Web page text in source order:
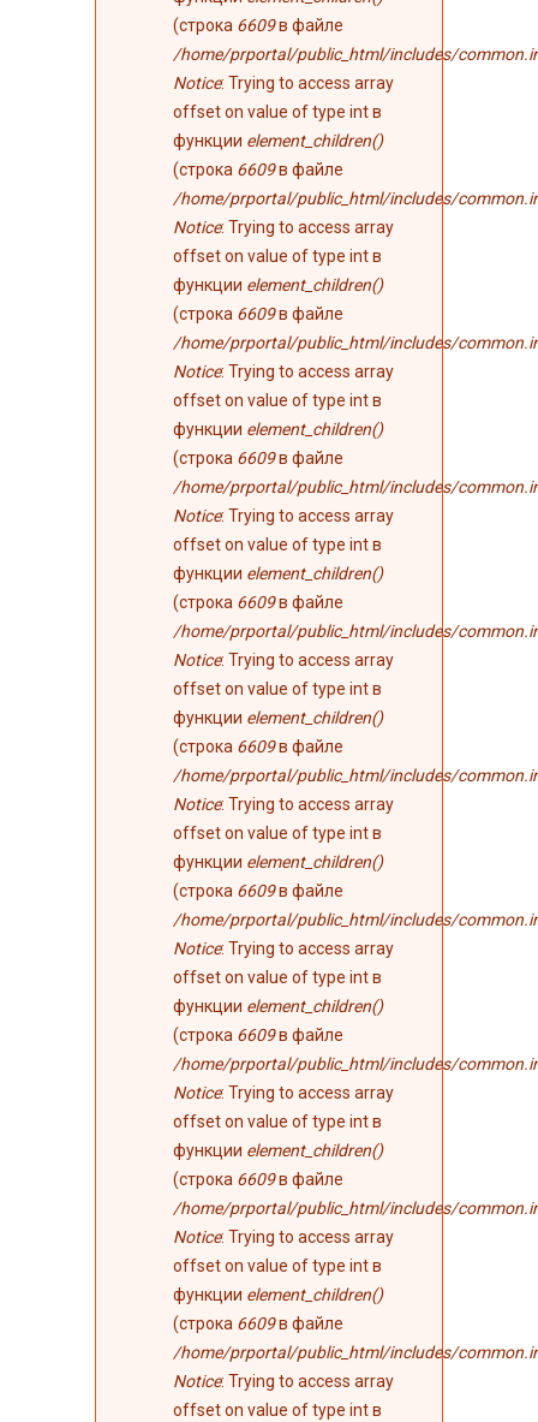
(строка 6609в файле
/home/prportal/public_html/includes/
Notice: Trying to access array
offset on value of type int в
функции element_children()
(строка 6609в файле
/home/prportal/public_html/includes/
Notice: Trying to access array
offset on value of type int в
функции element_children()
(строка 6609в файле
/home/prportal/public_html/includes/
Notice: Trying to access array
offset on value of type int в
функции element_children()
(строка 6609в файле
/home/prportal/public_html/includes/
Notice: Trying to access array
offset on value of type int в
функции element_children()
(строка 6609в файле
/home/prportal/public_html/includes/
Notice: Trying to access array
offset on value of type int в
функции element_children()
(строка 6609в файле
/home/prportal/public_html/includes/
Notice: Trying to access array
offset on value of type int в
функции element_children()
(строка 6609в файле
/home/prportal/public_html/includes/
Notice: Trying to access array
offset on value of type int в
функции element_children()
(строка 6609в файле
/home/prportal/public_html/includes/
Notice: Trying to access array
offset on value of type int в
функции element_children()
(строка 6609в файле
/home/prportal/public_html/includes/
Notice: Trying to access array
offset on value of type int в
функции element_children()
(строка 6609в файле
/home/prportal/public_html/includes/
Notice: Trying to access array
offset on value of type int в